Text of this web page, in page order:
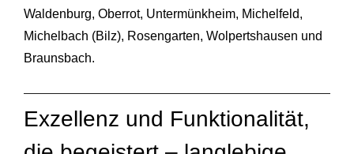
Waldenburg, Oberrot, Untermünkheim, Michelfeld,
Michelbach (Bilz), Rosengarten, Wolpertshausen und
Braunsbach.
Exzellenz und Funktionalität,